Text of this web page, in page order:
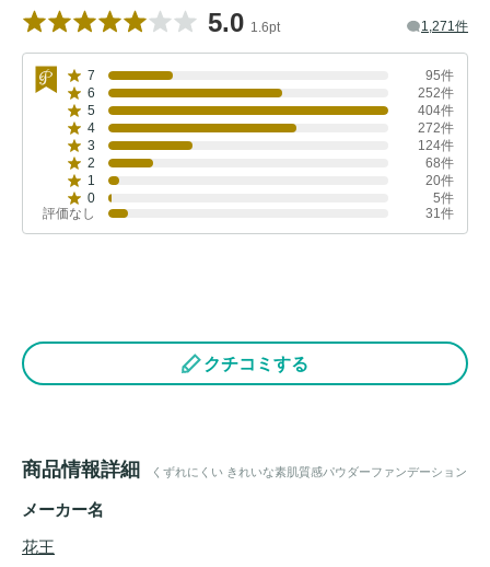
5.0 1.6pt 1,271件
7
95件
6
252件
5
404件
4
272件
3
124件
2
68件
1
20件
0
5件
評価なし
31件
クチコミする
商品情報詳細 くずれにくい きれいな素肌質感パウダーファンデーション
メーカー名
花王